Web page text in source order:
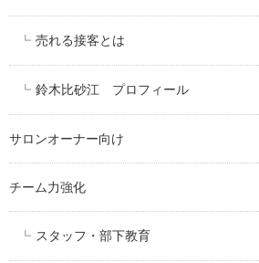
売れる接客とは
鈴木比砂江 プロフィール
サロンオーナー向け
チーム力強化
スタッフ・部下教育